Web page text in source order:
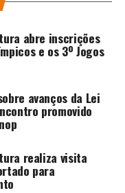
abre inscrições
e os 3º Jogos
avanços da Lei
promovido
realiza visita
para